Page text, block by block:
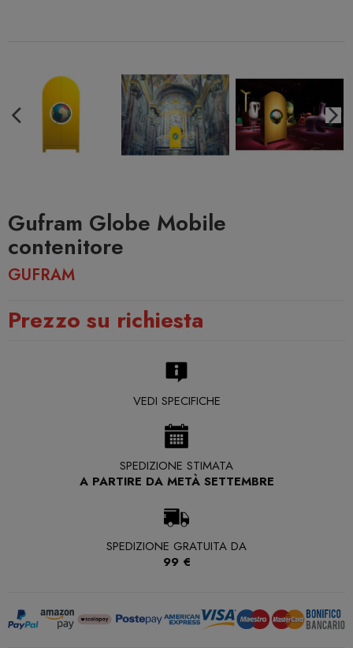
Gufram Globe Mobile
contenitore
GUFRAM
Prezzo su richiesta
VEDI SPECIFICHE
SPEDIZIONE STIMATA
A PARTIRE DA METÀ SETTEMBRE
SPEDIZIONE GRATUITA DA
99 €